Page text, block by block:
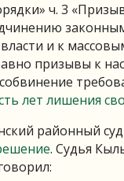
ч. 3
и к
призывы к
лет лишения
районный суд
. Судья